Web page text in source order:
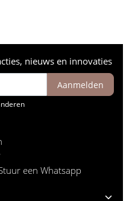
nieuws en innovaties
Aanmelden
een Whatsapp